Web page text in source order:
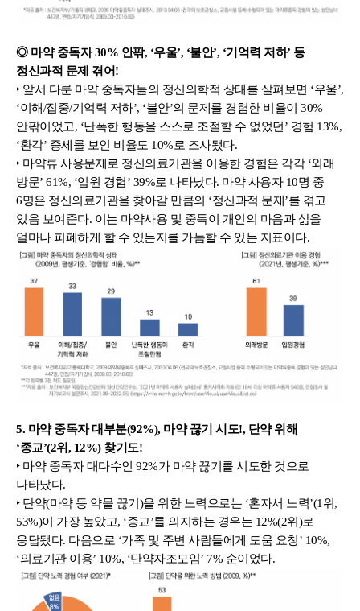
◎ 마약 중독자 30% 안팎, ‘우울’, ‘불안’, ‘기억력 저하’ 등
정신과적 문제 겪어!
‣ 앞서 다룬 마약 중독자들의 정신의학적 상태를 살펴보면 ‘우울’,
‘이해/집중/기억력 저하’, ‘불안’의 문제를 경험한 비율이 30%
안팎이었고, ‘난폭한 행동을 스스로 조절할 수 없었던’ 경험 13%,
‘환각’ 증세를 보인 비율도 10%로 조사됐다.
‣ 마약류 사용문제로 정신의료기관을 이용한 경험은 각각 ‘외래
방문’ 61%, ‘입원 경험’ 39%로 나타났다. 마약 사용자 10명 중
6명은 정신의료기관을 찾아갈 만큼의 ‘정신과적 문제’를 겪고
있음 보여준다. 이는 마약사용 및 중독이 개인의 마음과 삶을
얼마나 피폐하게 할 수 있는지를 가늠할 수 있는 지표이다.
5. 마약 중독자 대부분(92%), 마약 끊기 시도!, 단약 위해
‘종교’(2위, 12%) 찾기도!
‣ 마약 중독자 대다수인 92%가 마약 끊기를 시도한 것으로
나타났다.
‣ 단약(마약 등 약물 끊기)을 위한 노력으로는 ‘혼자서 노력’(1위,
53%)이 가장 높았고, ‘종교’를 의지하는 경우는 12%(2위)로
응답됐다. 다음으로 ‘가족 및 주변 사람들에게 도움 요청’ 10%,
‘의료기관 이용’ 10%, ‘단약자조모임’ 7% 순이었다.